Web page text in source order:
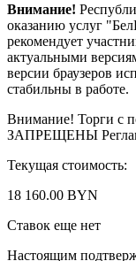
Внимание!
оказанию услуг
рекомендует
актуальными
версии браузеров
стабильны в работе.
Внимание! Торги с
ЗАПРЕЩЕНЫ
Текущая стоимость:
18 160.00 BYN
Ставок еще нет
Настоящим